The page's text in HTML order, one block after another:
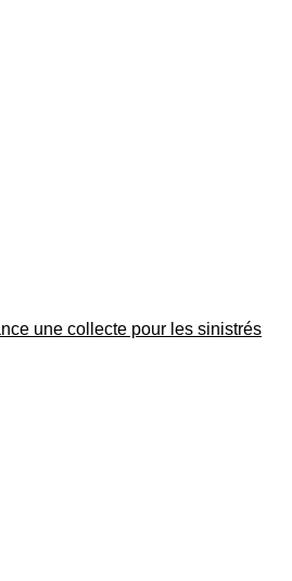
une collecte pour les sinistrés